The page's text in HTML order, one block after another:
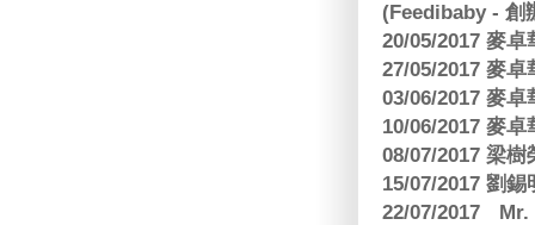
(Feedibaby - 創
20/05/2017 麥
27/05/2017 麥
03/06/2017 麥
10/06/2017 麥
08/07/2017 梁
15/07/2017 劉
22/07/2017